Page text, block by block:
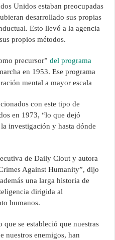
Unidos estaban preocupadas
desarrollado sus propias
Esto llevó a la agencia
propios métodos.
precursor”del programa
en 1953. Ese programa
mental a mayor escala
con este tipo de
en 1973, “lo que dejó
investigación y hasta dónde
de Daily Clout y autora
Against Humanity”, dijo
una larga historia de
dirigida al
humanos.
que se estableció que nuestras
nuestros enemigos, han